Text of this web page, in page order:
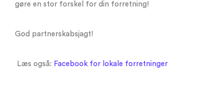
gøre en stor forskel for din forretning!
God partnerskabsjagt!
Læs også: Facebook for lokale forretninger